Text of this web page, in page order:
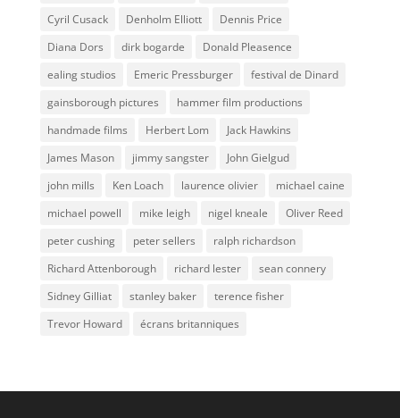
Cyril Cusack
Denholm Elliott
Dennis Price
Diana Dors
dirk bogarde
Donald Pleasence
ealing studios
Emeric Pressburger
festival de Dinard
gainsborough pictures
hammer film productions
handmade films
Herbert Lom
Jack Hawkins
James Mason
jimmy sangster
John Gielgud
john mills
Ken Loach laurence olivier
michael caine
michael powell
mike leigh nigel kneale
Oliver Reed
peter cushing
peter sellers
ralph richardson
Richard Attenborough
richard lester
sean connery
Sidney Gilliat
stanley baker
terence fisher
Trevor Howard
écrans britanniques